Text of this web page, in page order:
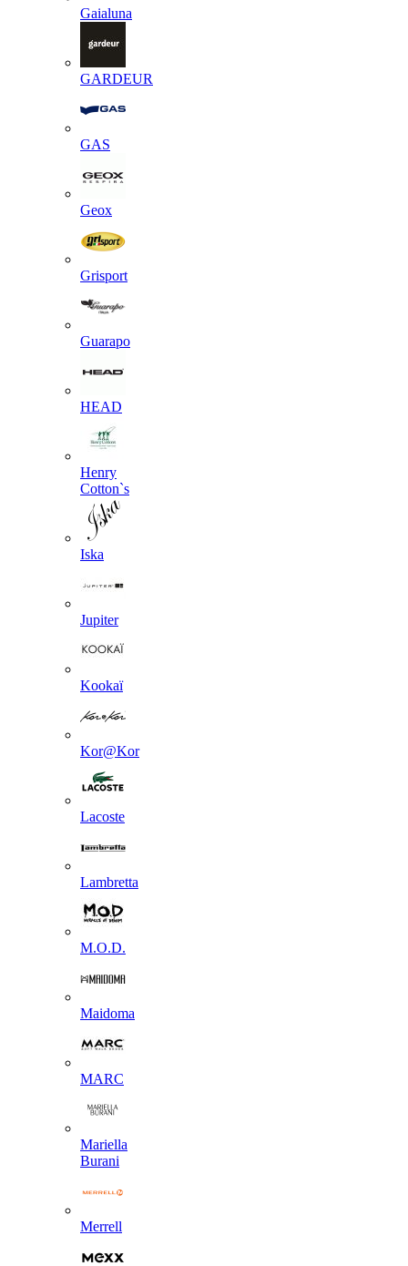
Gaialuna
GARDEUR
GAS
Geox
Grisport
Guarapo
HEAD
Henry
Cotton`s
Iska
Jupiter
Kookaї
Kor@Kor
Lacoste
Lambretta
M.O.D.
Maidoma
MARC
Mariella
Burani
Merrell